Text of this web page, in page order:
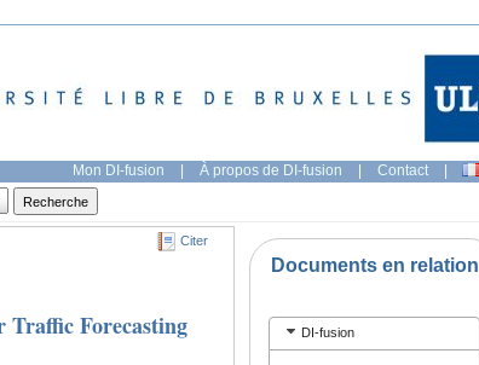
Mon DI-fusion | À propos de DI-fusion | Contact |
Citer
Forecasting
Documents en relation
DI-fusion